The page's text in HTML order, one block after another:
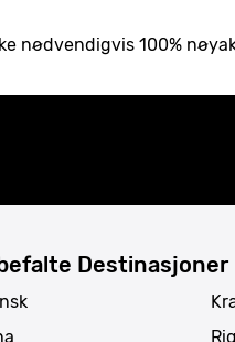
nødvendigvis 100%
Destinasjoner